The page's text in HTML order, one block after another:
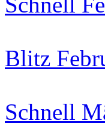
Blitz
Schnell